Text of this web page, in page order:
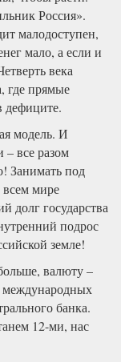
Россия».
малодоступен,
мало, а если и
века
где прямые
дефиците.
модель. И
все разом
Занимать под
мире
долг государства
подрос
земле!
валюту –
банка.
12-ми, нас